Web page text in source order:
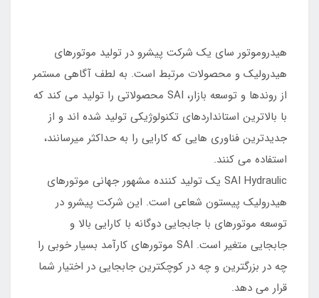
هیدروموتور سای یک شرکت پیشرو در تولید موتورهای
هیدرولیک و محصولات مرتبط است. به لطف آگاهی مستمر
از روندها و توسعه بازار، SAI محصولاتی را تولید می کند که
با بالاترین استانداردهای تکنولوژیکی تولید شده اند و از
جدیدترین فناوری هایی که کارایی را به حداکثر میرسانند،
استفاده می کنند.
SAI Hydraulic یک تولید کننده مشهور جهانی موتورهای
هیدرولیک پیستون شعاعی است. این شرکت پیشرو در
توسعه موتورهای با جابجایی دوگانه با کارایی بالا و
جابجایی متغیر است. SAI موتورهای کارآمد بسیار خوبی را
چه در بزرگترین و چه در کوچکترین جابجایی در اختیار شما
قرار می دهد.